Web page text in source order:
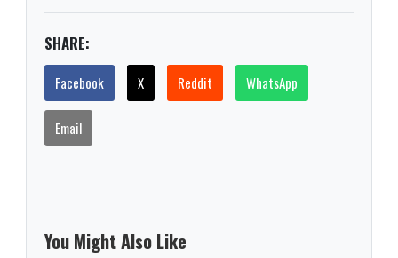
SHARE:
Facebook X Reddit WhatsApp
Email
You Might Also Like